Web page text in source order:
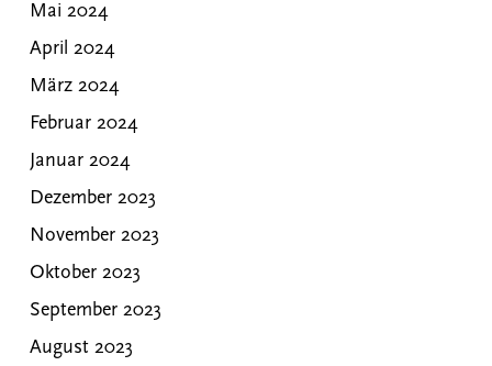
Mai 2024
April 2024
März 2024
Februar 2024
Januar 2024
Dezember 2023
November 2023
Oktober 2023
September 2023
August 2023